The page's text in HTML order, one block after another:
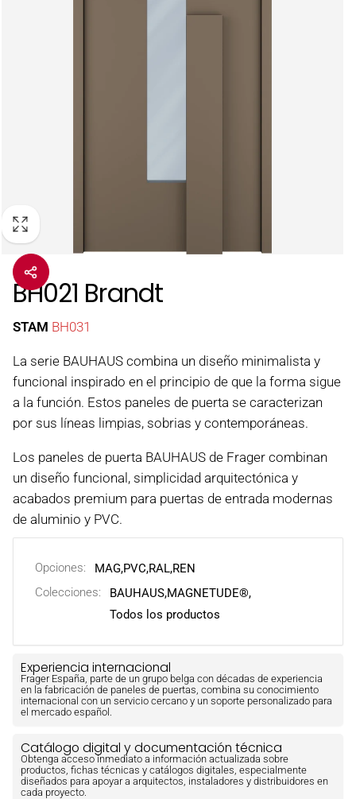
BH021 Brandt
STAM BH031
La serie BAUHAUS combina un diseño minimalista y
funcional inspirado en el principio de que la forma sigue
a la función. Estos paneles de puerta se caracterizan
por sus líneas limpias, sobrias y contemporáneas.
Los paneles de puerta BAUHAUS de Frager combinan
un diseño funcional, simplicidad arquitectónica y
acabados premium para puertas de entrada modernas
de aluminio y PVC.
Opciones: MAG,PVC,RAL,REN
Colecciones:
BAUHAUS,MAGNETUDE®,
Todos los productos
Experiencia internacional
Frager España, parte de un grupo belga con décadas de experiencia
en la fabricación de paneles de puertas, combina su conocimiento
internacional con un servicio cercano y un soporte personalizado para
el mercado español.
Catálogo digital y documentación técnica
Obtenga acceso inmediato a información actualizada sobre
productos, fichas técnicas y catálogos digitales, especialmente
diseñados para apoyar a arquitectos, instaladores y distribuidores en
cada proyecto.